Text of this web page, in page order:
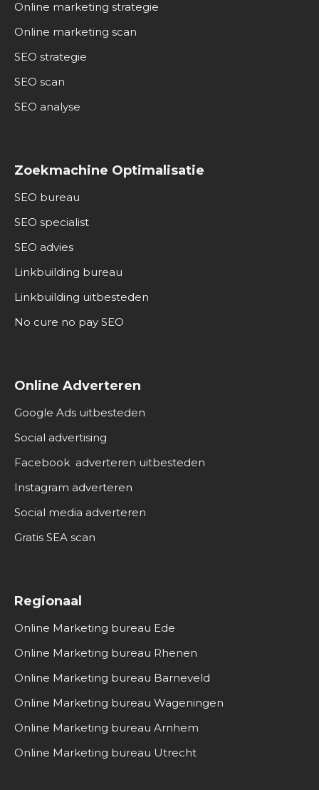
Online marketing strategie
Online marketing scan
SEO strategie
SEO scan
SEO analyse
Zoekmachine Optimalisatie
SEO bureau
SEO specialist
SEO advies
Linkbuilding bureau
Linkbuilding uitbesteden
No cure no pay SEO
Online Adverteren
Google Ads uitbesteden
Social advertising
Facebook adverteren uitbesteden
Instagram adverteren
Social media adverteren
Gratis SEA scan
Regionaal
Online Marketing bureau Ede
Online Marketing bureau Rhenen
Online Marketing bureau Barneveld
Online Marketing bureau Wageningen
Online Marketing bureau Arnhem
Online Marketing bureau Utrecht